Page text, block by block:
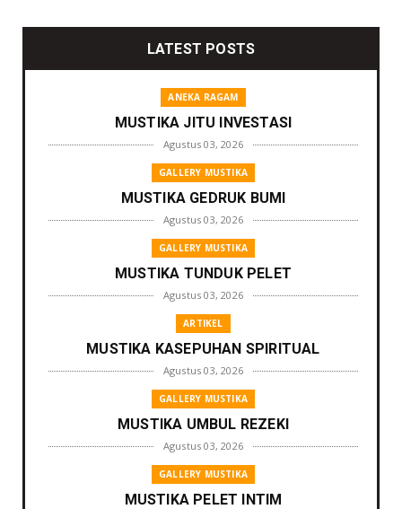
LATEST POSTS
ANEKA RAGAM
MUSTIKA JITU INVESTASI
Agustus 03, 2026
GALLERY MUSTIKA
MUSTIKA GEDRUK BUMI
Agustus 03, 2026
GALLERY MUSTIKA
MUSTIKA TUNDUK PELET
Agustus 03, 2026
ARTIKEL
MUSTIKA KASEPUHAN SPIRITUAL
Agustus 03, 2026
GALLERY MUSTIKA
MUSTIKA UMBUL REZEKI
Agustus 03, 2026
GALLERY MUSTIKA
MUSTIKA PELET INTIM